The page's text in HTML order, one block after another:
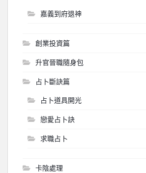
嘉義到府退神
創業投資篇
升官晉職隨身包
占卜斷訣篇
占卜道具開光
戀愛占卜訣
求職占卜
卡陰處理